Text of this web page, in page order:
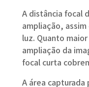
A distância focal
ampliação,
luz. Quanto
ampliação da
focal curta
A área capturada